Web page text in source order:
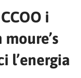
i
l’energia